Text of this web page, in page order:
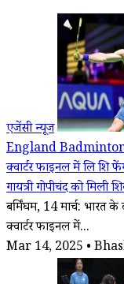
एजेंसी न्यूज
England
क्वार्टर फाइनल में लि शि
गायत्री गोपीचंद को मिली
बर्मिंघम, 14 मार्च: भारत
क्वार्टर फाइनल में...
Mar 14, 2025 •